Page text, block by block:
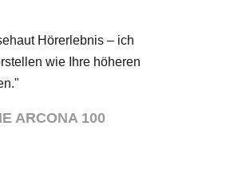
Hörerlebnis – ich
wie Ihre höheren
ARCONA 100